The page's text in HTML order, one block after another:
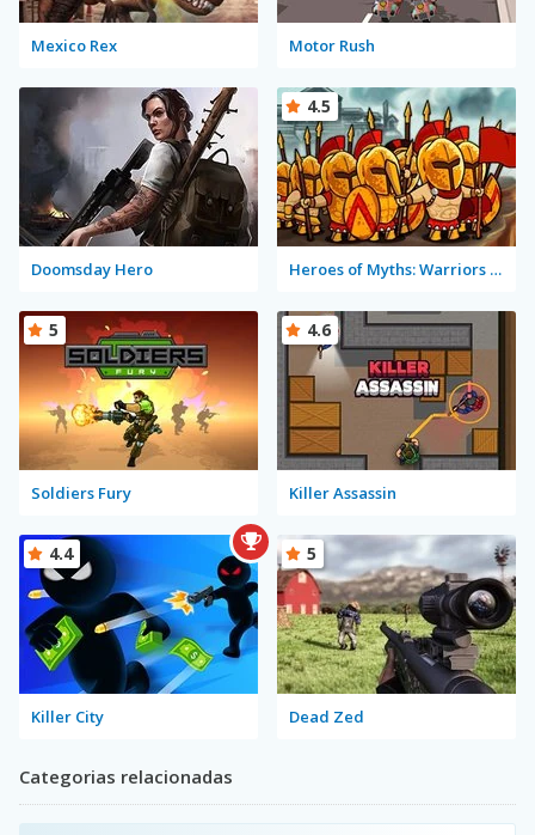
Mexico Rex Motor Rush
Doomsday Hero Heroes of Myths: Warriors of Gods
4.5
Soldiers Fury
5
Killer Assassin
4.6
Killer City
4.4
Dead Zed
5
Categorias relacionadas